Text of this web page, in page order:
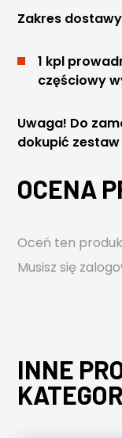
Zakres
1 kpl
częściowy
Uwaga! Do
dokupić zestaw
OCENA
Oceń ten
Musisz się
INNE